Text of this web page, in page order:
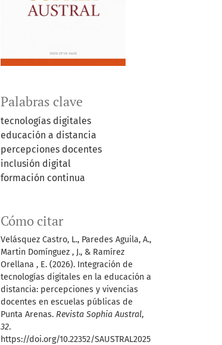
Palabras clave
tecnologías digitales
educación a distancia
percepciones docentes
inclusión digital
formación continua
Cómo citar
Velásquez Castro, L., Paredes Aguila, A.,
Martin Domínguez , J., & Ramírez
Orellana , E. (2026). Integración de
tecnologías digitales en la educación a
distancia: percepciones y vivencias
docentes en escuelas públicas de
Punta Arenas. Revista Sophia Austral,
32.
https://doi.org/10.22352/SAUSTRAL2025